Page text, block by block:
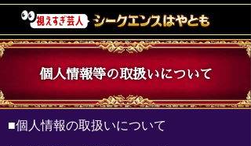
個人情報等の取扱いについて
■個人情報の取扱いについて